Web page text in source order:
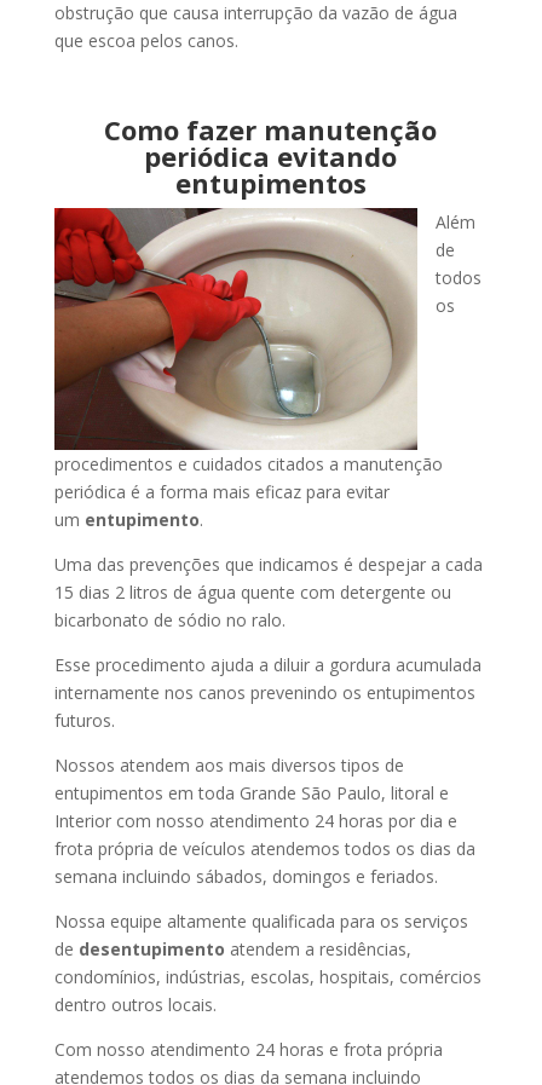
obstrução que causa interrupção da vazão de água
que escoa pelos canos.
Como fazer manutenção
periódica evitando
entupimentos
Além
de
todos
os
procedimentos e cuidados citados a manutenção
periódica é a forma mais eficaz para evitar
um entupimento.
Uma das prevenções que indicamos é despejar a cada
15 dias 2 litros de água quente com detergente ou
bicarbonato de sódio no ralo.
Esse procedimento ajuda a diluir a gordura acumulada
internamente nos canos prevenindo os entupimentos
futuros.
Nossos atendem aos mais diversos tipos de
entupimentos em toda Grande São Paulo, litoral e
Interior com nosso atendimento 24 horas por dia e
frota própria de veículos atendemos todos os dias da
semana incluindo sábados, domingos e feriados.
Nossa equipe altamente qualificada para os serviços
de desentupimento atendem a residências,
condomínios, indústrias, escolas, hospitais, comércios
dentro outros locais.
Com nosso atendimento 24 horas e frota própria
atendemos todos os dias da semana incluindo